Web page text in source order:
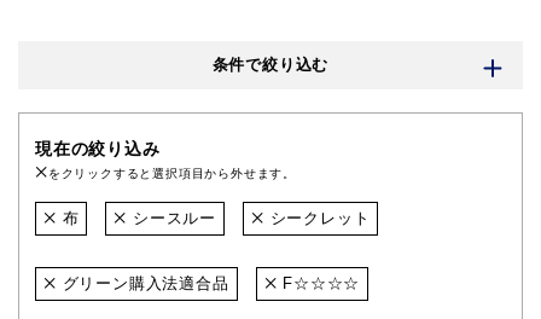
条件で絞り込む
現在の絞り込み
をクリックすると選択項目から外せます。
布 シースルー シークレット
グリーン購入法適合品 F☆☆☆☆